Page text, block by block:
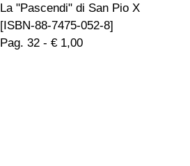
La "Pascendi" di San Pio X
[ISBN-88-7475-052-8]
Pag. 32 - € 1,00